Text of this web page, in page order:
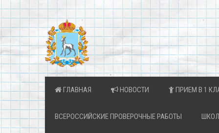
ГЛАВНАЯ НОВОСТИ ПРИЕМ В 1
ВСЕРОССИЙСКИЕ ПРОВЕРОЧНЫЕ РАБОТЫ